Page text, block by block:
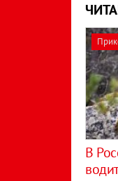
В